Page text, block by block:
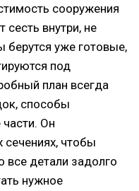
сооружения
внутри, не
берутся уже готовые,
под
план всегда
способы
Он
сечениях, чтобы
все детали задолго
нужное